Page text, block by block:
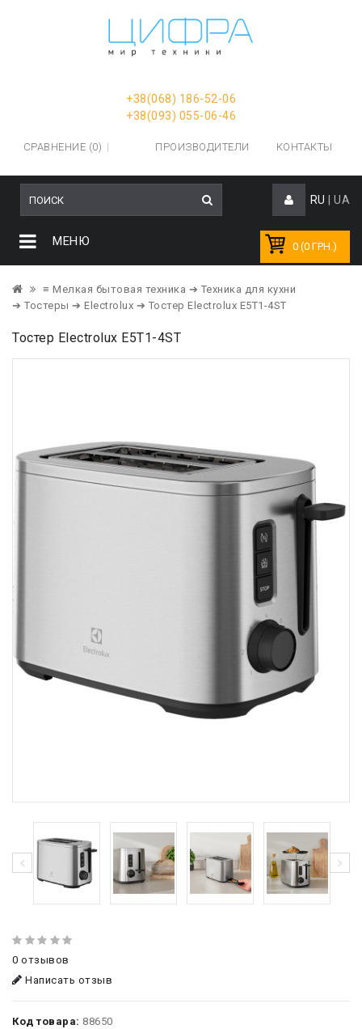
+38(068) 186-52-06
+38(093) 055-06-46
СРАВНЕНИЕ (0) ПРОИЗВОДИТЕЛИ КОНТАКТЫ
RU UA
0 (0 ГРН.)
МЕНЮ
≡ Мелкая бытовая техника ➔ Техника для кухни
➔ Тостеры ➔ Electrolux ➔ Тостер Electrolux E5T1-4ST
Тостер Electrolux E5T1-4ST
0 отзывов
Написать отзыв
Код товара: 88650